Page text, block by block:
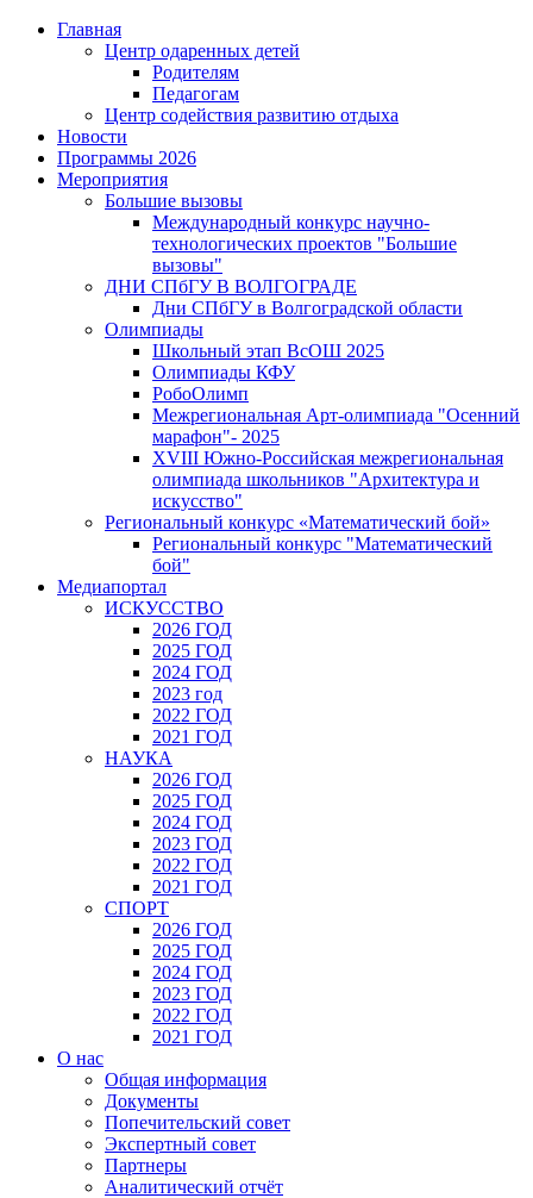
Главная
Центр одаренных детей
Родителям
Педагогам
Центр содействия развитию отдыха
Новости
Программы 2026
Мероприятия
Большие вызовы
Международный конкурс научно-
технологических проектов "Большие
вызовы"
ДНИ СПбГУ В ВОЛГОГРАДЕ
Дни СПбГУ в Волгоградской области
Олимпиады
Школьный этап ВсОШ 2025
Олимпиады КФУ
РобоОлимп
Межрегиональная Арт-олимпиада "Осенний
марафон"- 2025
XVIII Южно-Российская межрегиональная
олимпиада школьников "Архитектура и
искусство"
Региональный конкурс «Математический бой»
Региональный конкурс "Математический
бой"
Медиапортал
ИСКУССТВО
2026 ГОД
2025 ГОД
2024 ГОД
2023 год
2022 ГОД
2021 ГОД
НАУКА
2026 ГОД
2025 ГОД
2024 ГОД
2023 ГОД
2022 ГОД
2021 ГОД
СПОРТ
2026 ГОД
2025 ГОД
2024 ГОД
2023 ГОД
2022 ГОД
2021 ГОД
О нас
Общая информация
Документы
Попечительский совет
Экспертный совет
Партнеры
Аналитический отчёт